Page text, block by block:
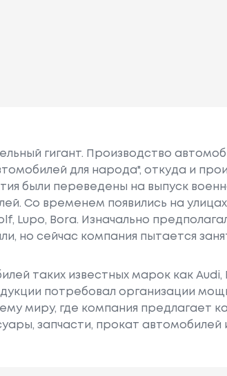
гигант. Производство
для народа", откуда и
были переведены на выпуск
Cо временем появились на
Lupo, Bora. Изначально
но сейчас компания пытается
таких известных марок как Audi,
потребовал организации
миру, где компания предлагает
запчасти, прокат автомобилей